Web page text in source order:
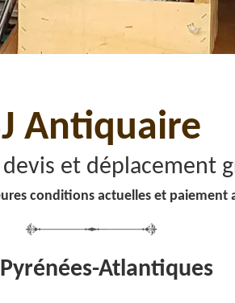
Antiquaire
et déplacement
conditions actuelles et paiement
Atlantiques